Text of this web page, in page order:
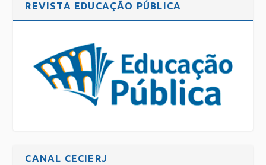
REVISTA EDUCAÇÃO PÚBLICA
CANAL CECIERJ